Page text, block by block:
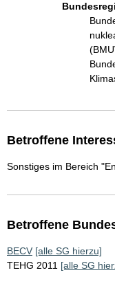
Betroffene
Sonstiges im Bereich
Betroffene
BECV [alle SG hierzu]
TEHG 2011 [alle SG